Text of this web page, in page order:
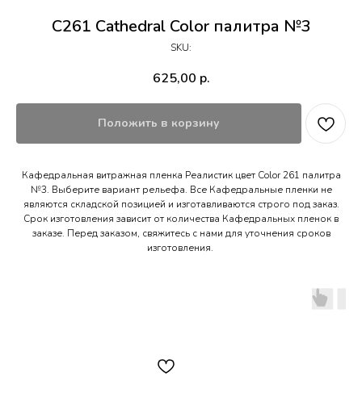
C261 Cathedral Color палитра №3
SKU:
625,00 р.
Положить в корзину
Кафедральная витражная пленка Реалистик цвет Color 261 палитра
№3. Выберите вариант рельефа. Все Кафедральные пленки не
являются складской позицией и изготавливаются строго под заказ.
Срок изготовления зависит от количества Кафедральных пленок в
заказе. Перед заказом, свяжитесь с нами для уточнения сроков
изготовления.